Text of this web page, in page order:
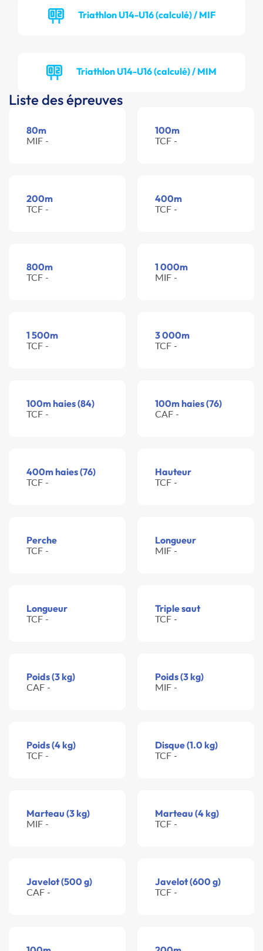
Triathlon U14-U16 (calculé) / MIF
Triathlon U14-U16 (calculé) / MIM
Liste des épreuves
80m
MIF -
100m
TCF -
200m
TCF -
400m
TCF -
800m
TCF -
1 000m
MIF -
1 500m
TCF -
3 000m
TCF -
100m haies (84)
TCF -
100m haies (76)
CAF -
400m haies (76)
TCF -
Hauteur
TCF -
Perche
TCF -
Longueur
MIF -
Longueur
TCF -
Triple saut
TCF -
Poids (3 kg)
CAF -
Poids (3 kg)
MIF -
Poids (4 kg)
TCF -
Disque (1.0 kg)
TCF -
Marteau (3 kg)
MIF -
Marteau (4 kg)
TCF -
Javelot (500 g)
CAF -
Javelot (600 g)
TCF -